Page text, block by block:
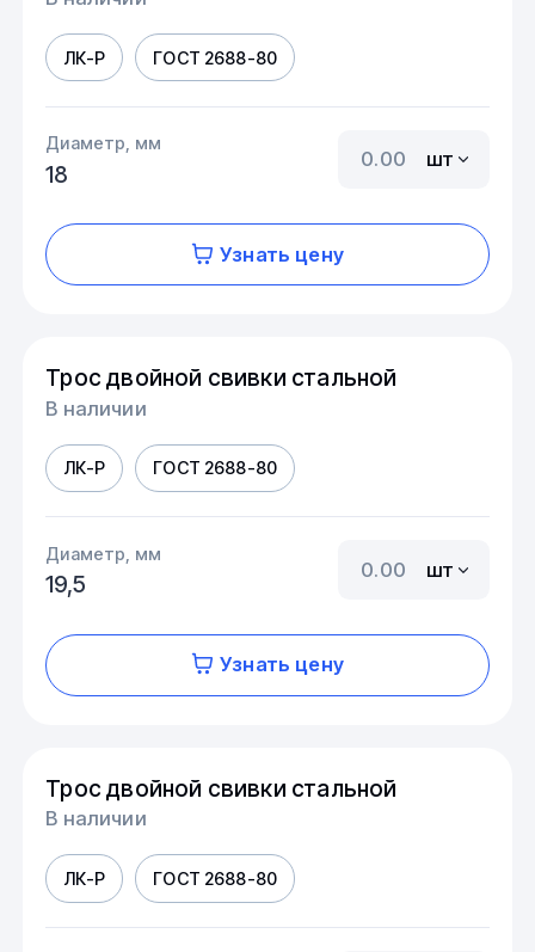
ЛК-Р ГОСТ 2688-80
Диаметр, мм
18
шт
Узнать цену
Трос двойной свивки стальной
В наличии
ЛК-Р ГОСТ 2688-80
Диаметр, мм
19,5
шт
Узнать цену
Трос двойной свивки стальной
В наличии
ЛК-Р ГОСТ 2688-80